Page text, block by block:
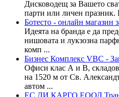
Дисководещ за Вашето
парти или личен празник.
Ботесто - онлайн магазин
Идеята на бранда е да
нишовата и лукзозна
комп ...
Бизнес Комплекс VBC -
Офиси клас А и B,
на 1520 м от Св.
автом ...
ЕС ДИ КАРГО ЕООД